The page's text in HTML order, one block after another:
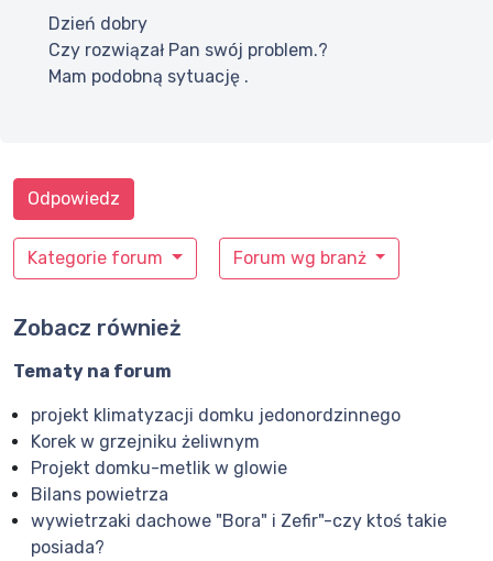
Dzień dobry
Czy rozwiązał Pan swój problem.?
Mam podobną sytuację .
Kategorie forum Forum wg branż
Odpowiedz
Zobacz również
Tematy na forum
projekt klimatyzacji domku jedonordzinnego
Korek w grzejniku żeliwnym
Projekt domku-metlik w glowie
Bilans powietrza
wywietrzaki dachowe "Bora" i Zefir"-czy ktoś takie
posiada?